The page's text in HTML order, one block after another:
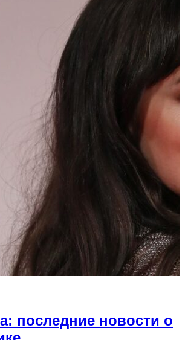
последние новости о